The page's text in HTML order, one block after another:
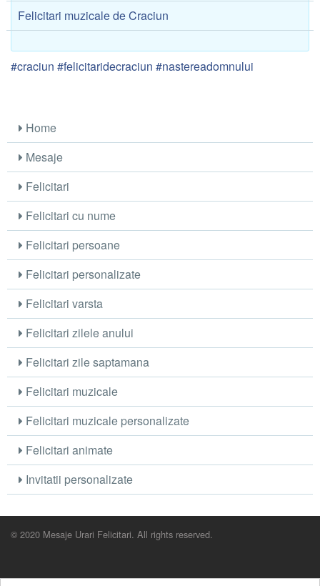
Felicitari muzicale de Craciun
#craciun #felicitaridecraciun #nastereadomnului
Home
Mesaje
Felicitari
Felicitari cu nume
Felicitari persoane
Felicitari personalizate
Felicitari varsta
Felicitari zilele anului
Felicitari zile saptamana
Felicitari muzicale
Felicitari muzicale personalizate
Felicitari animate
Invitatii personalizate
© 2020 Mesaje Urari Felicitari. All rights reserved.